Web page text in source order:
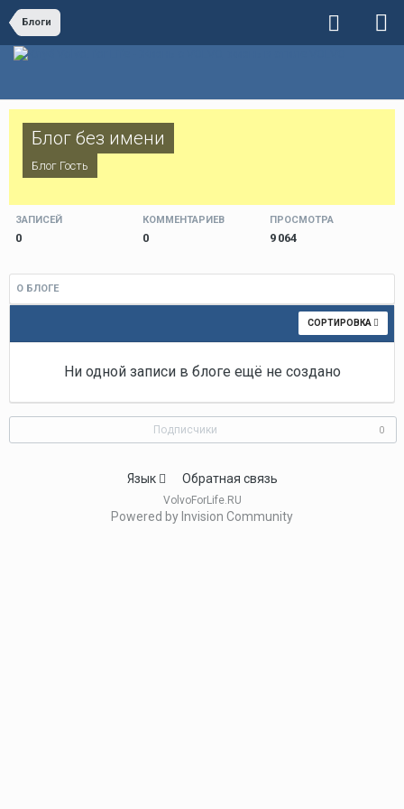
Блоги
Блог без имени
Блог Гость
ЗАПИСЕЙ
0
КОММЕНТАРИЕВ
0
ПРОСМОТРА
9 064
О БЛОГЕ
СОРТИРОВКА
Ни одной записи в блоге ещё не создано
Подписчики 0
Язык Обратная связь
VolvoForLife.RU
Powered by Invision Community